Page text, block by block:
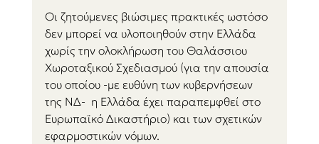
Οι ζητούμενες βιώσιμες πρακτικές ωστόσο
δεν μπορεί να υλοποιηθούν στην Ελλάδα
χωρίς την ολοκλήρωση του Θαλάσσιου
Χωροταξικού Σχεδιασμού (για την απουσία
του οποίου -με ευθύνη των κυβερνήσεων
της ΝΔ-  η Ελλάδα έχει παραπεμφθεί στο
Ευρωπαϊκό Δικαστήριο) και των σχετικών
εφαρμοστικών νόμων.